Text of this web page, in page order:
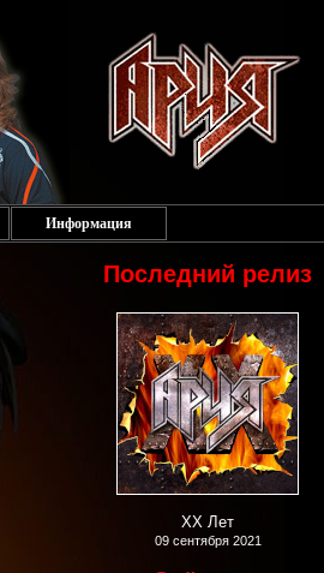
Информация
Последний релиз
XX Лет
09 сентября 2021